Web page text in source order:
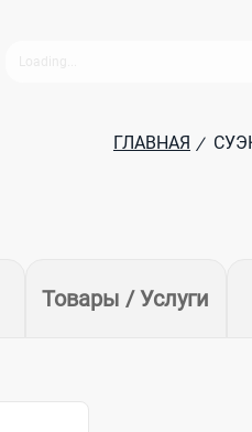
ГЛАВНАЯ /
Товары / Услуги